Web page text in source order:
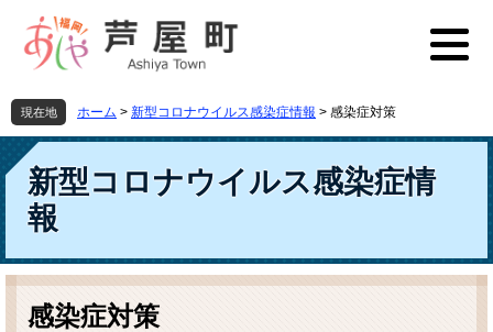
先
頭
す
を
飛
し
へ
現在地 ホーム > 新型コロナウイルス感染症情報 > 感染症対策
新型コロナウイルス感染症情
報
本
感染症対策